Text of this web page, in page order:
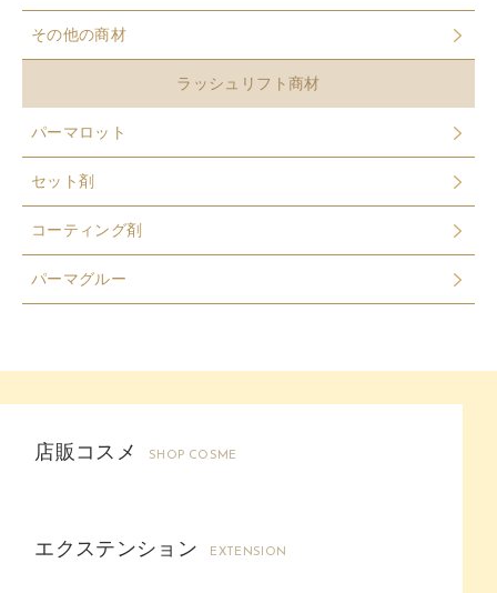
その他の商材
ラッシュリフト商材
パーマロット
セット剤
コーティング剤
パーマグルー
店販コスメ SHOP COSME
エクステンション EXTENSION